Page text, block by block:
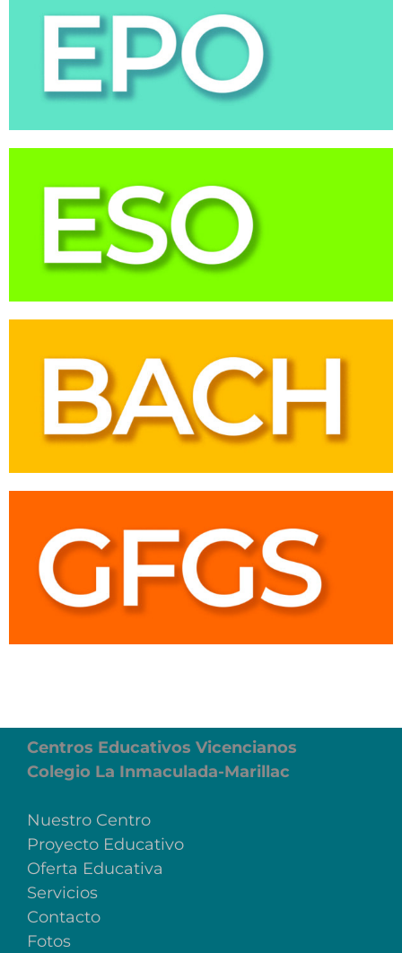
Centros Educativos Vicencianos
Colegio La Inmaculada-Marillac
Nuestro Centro
Proyecto Educativo
Oferta Educativa
Servicios
Contacto
Fotos